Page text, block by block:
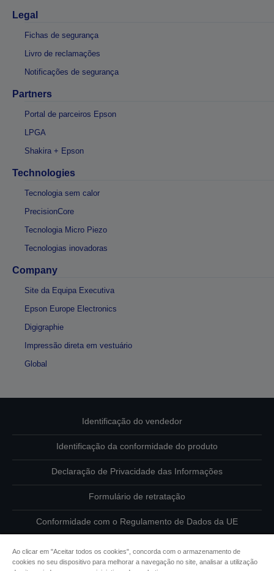
Legal
Fichas de segurança
Livro de reclamações
Notificações de segurança
Partners
Portal de parceiros Epson
LPGA
Shakira + Epson
Technologies
Tecnologia sem calor
PrecisionCore
Tecnologia Micro Piezo
Tecnologias inovadoras
Company
Site da Equipa Executiva
Epson Europe Electronics
Digigraphie
Impressão direta em vestuário
Global
Identificação do vendedor
Identificação da conformidade do produto
Declaração de Privacidade das Informações
Formulário de retratação
Conformidade com o Regulamento de Dados da UE
Ao clicar em "Aceitar todos os cookies", concorda com o armazenamento de
cookies no seu dispositivo para melhorar a navegação no site, analisar a utilização